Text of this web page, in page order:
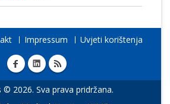
Impressum Uvjeti korištenja
© 2026. Sva prava pridržana.